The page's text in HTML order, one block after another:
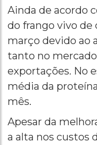
Ainda de acordo
do frango vivo
março devido ao
tanto no
exportações. No
média da
mês.
Apesar da
a alta nos custos